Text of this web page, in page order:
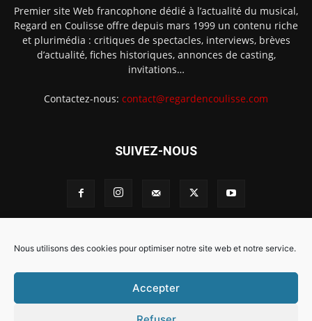
Nous utilisons des cookies pour optimiser notre site web et notre service.
Accepter
Premier site Web francophone dédié à l’actualité du musical,
Regard en Coulisse offre depuis mars 1999 un contenu riche
et plurimédia : critiques de spectacles, interviews, brèves
d’actualité, fiches historiques, annonces de casting,
invitations…
Contactez-nous: contact@regardencoulisse.com
SUIVEZ-NOUS
Intégration Ghislain Fayard
Mentions légales